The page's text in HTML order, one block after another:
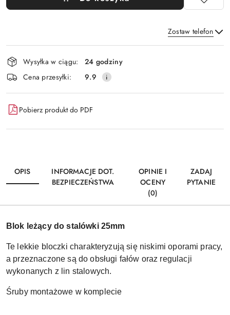
Zostaw telefon
Wyślij
Dostępność
i
dostawa
Wysyłka w ciągu:
24 godziny
Cena przesyłki:
9.9
Pobierz produkt do PDF
OPIS
INFORMACJE DOT.
BEZPIECZEŃSTWA
OPINIE I
OCENY
(0)
ZADAJ
PYTANIE
Blok leżący do stalówki 25mm
Te lekkie bloczki charakteryzują się niskimi oporami pracy,
a przeznaczone są do obsługi fałów oraz regulacji
wykonanych z lin stalowych.
Śruby montażowe w komplecie